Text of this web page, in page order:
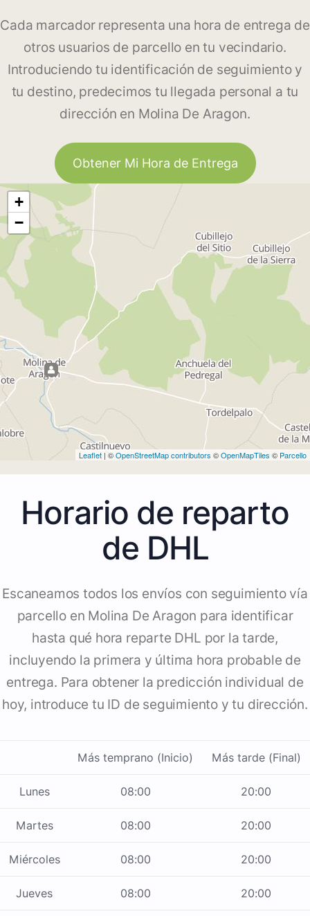
Cada marcador representa una hora de entrega de
otros usuarios de parcello en tu vecindario.
Introduciendo tu identificación de seguimiento y
tu destino, predecimos tu llegada personal a tu
dirección en Molina De Aragon.
Obtener Mi Hora de Entrega
+
−
Leaflet | ©OpenStreetMap contributors ©OpenMapTiles © Parcello
Horario de reparto
de DHL
Escaneamos todos los envíos con seguimiento vía
parcello en Molina De Aragon para identificar
hasta qué hora reparte DHL por la tarde,
incluyendo la primera y última hora probable de
entrega. Para obtener la predicción individual de
hoy, introduce tu ID de seguimiento y tu dirección.
Más temprano (Inicio) Más tarde (Final)
Lunes 08:00 20:00
Martes 08:00 20:00
Miércoles 08:00 20:00
Jueves 08:00 20:00